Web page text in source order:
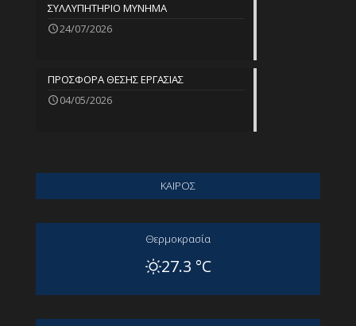
ΣΥΛΛΥΠΗΤΗΡΙΟ ΜΥΝΗΜΑ
24/07/2026
ΠΡΟΣΦΟΡΑ ΘΕΣΗΣ ΕΡΓΑΣΙΑΣ
04/05/2026
ΚΑΙΡΟΣ
Θερμοκρασία
27.3 °C